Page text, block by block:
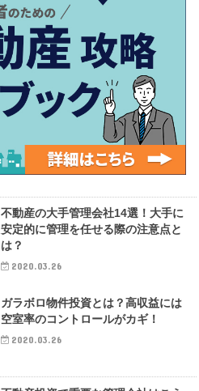
不動産の大手管理会社14選！大手に
安定的に管理を任せる際の注意点と
は？
2020.03.26
ガラボロ物件投資とは？高収益には
空室率のコントロールがカギ！
2020.03.26